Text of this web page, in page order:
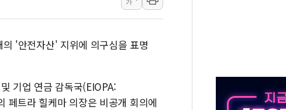
[속보] 민주, 강원 경선 결과 발표...김민석 50.30% 정청래
최태원, 노소영에 9440억 지급 확정되나…재상고 앞두고 막
인천시 광복절 현수막 '태극기 거꾸로' 논란…이틀만에 철거
병무청, 보충역 전면 손질… 예술·체육요원 최대 33% 감축
가
'안전자산' 지위에 의구심을 표명
기업 연금 감독국(EIOPA:
트라 힐케마 의장은 비공개 회의에